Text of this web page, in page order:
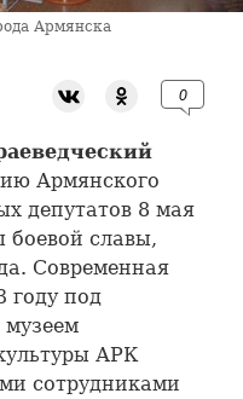
Армянска
0
Армянского
депутатов 8 мая
боевой славы,
Современная
году под
музеем
АРК
сотрудниками